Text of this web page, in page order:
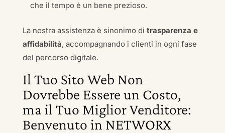
che il tempo è un bene prezioso.
La nostra assistenza è sinonimo di trasparenza e
affidabilità, accompagnando i clienti in ogni fase
del percorso digitale.
Il Tuo Sito Web Non
Dovrebbe Essere un Costo,
ma il Tuo Miglior Venditore:
Benvenuto in NETWORX